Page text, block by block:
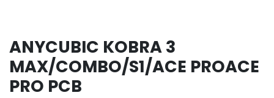
ANYCUBIC KOBRA 3
MAX/COMBO/S1/ACE PROACE
PRO PCB